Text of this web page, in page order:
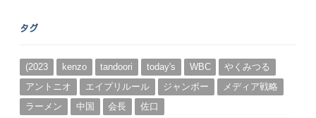
カ
ブ
タグ
(2023 kenzo tandoori today's WBC
やくみつる
アントニオ
エイプリルール ジャンボー
メディア戦略
ラーメン
中国 会長
佐口